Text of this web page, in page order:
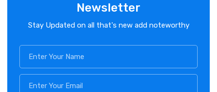
Newsletter
Stay Updated on all that's new add noteworthy